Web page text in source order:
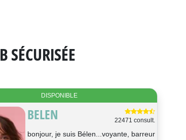
SÉCURISÉE
DISPONIBLE
PIERRE 577 consult.
Bonjour, je suis Pierre voyant et